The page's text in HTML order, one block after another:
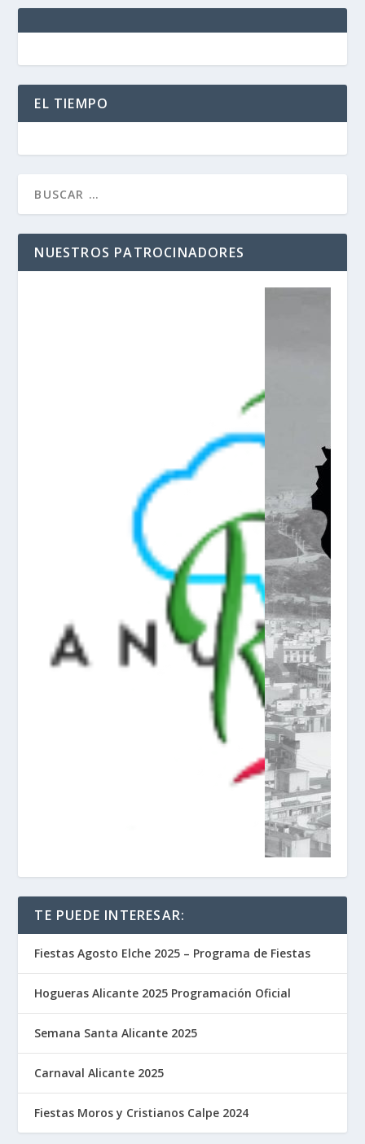
EL TIEMPO
NUESTROS PATROCINADORES
TE PUEDE INTERESAR:
Fiestas Agosto Elche 2025 – Programa de Fiestas
Hogueras Alicante 2025 Programación Oficial
Semana Santa Alicante 2025
Carnaval Alicante 2025
Fiestas Moros y Cristianos Calpe 2024